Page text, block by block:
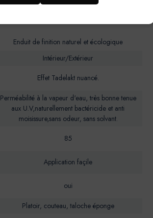
Enduit de finition naturel et écologique
Intérieur/Extérieur
Effet Tadelakt nuancé.
Perméabilité à la vapeur d'eau, très bonne tenue
aux U.V,naturellement bactéricide et anti
moisissure,sans odeur, sans solvant.
85
Application façile
oui
Platoir, couteau, taloche éponge